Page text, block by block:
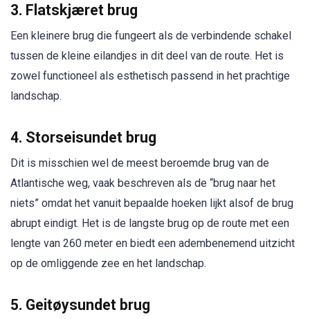
3. Flatskjæret brug
Een kleinere brug die fungeert als de verbindende schakel
tussen de kleine eilandjes in dit deel van de route. Het is
zowel functioneel als esthetisch passend in het prachtige
landschap.
4. Storseisundet brug
Dit is misschien wel de meest beroemde brug van de
Atlantische weg, vaak beschreven als de “brug naar het
niets” omdat het vanuit bepaalde hoeken lijkt alsof de brug
abrupt eindigt. Het is de langste brug op de route met een
lengte van 260 meter en biedt een adembenemend uitzicht
op de omliggende zee en het landschap.
5. Geitøysundet brug